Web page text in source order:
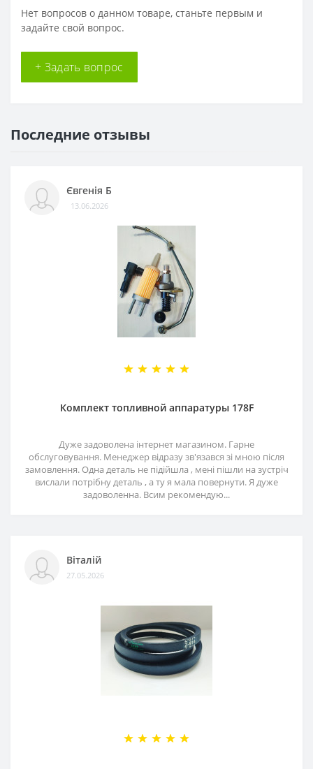
Нет вопросов о данном товаре, станьте первым и
задайте свой вопрос.
+ Задать вопрос
Последние отзывы
Євгенія Б
13.06.2026
Комплект топливной аппаратуры 178F
Дуже задоволена інтернет магазином. Гарне
обслуговування. Менеджер відразу зв'язався зі мною після
замовлення. Одна деталь не підійшла , мені пішли на зустріч
вислали потрібну деталь , а ту я мала повернути. Я дуже
задоволенна. Всим рекомендую...
Віталій
27.05.2026